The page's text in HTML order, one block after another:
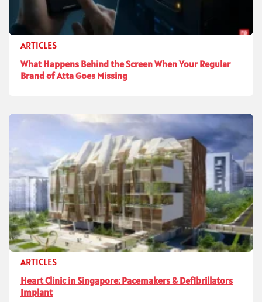
ARTICLES
What Happens Behind the Screen When Your Regular
Brand of Atta Goes Missing
ARTICLES
Heart Clinic in Singapore: Pacemakers & Defibrillators
Implant